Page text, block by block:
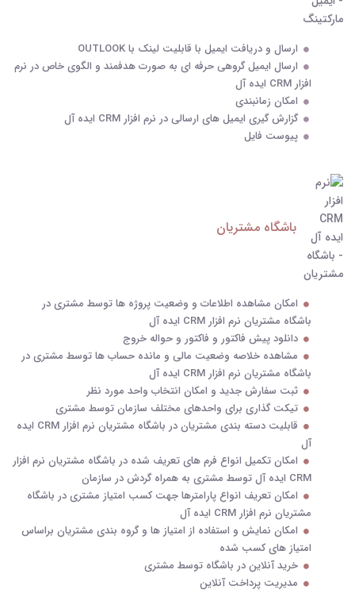
ارسال و دریافت ایمیل با قابلیت لینک با OUTLOOK
ارسال ایمیل گروهی حرفه ای به صورت هدفمند و الگوی خاص در نرم
افزار CRM ایده آل
امکان زمانبندی
گزارش گیری ایمیل های ارسالی در نرم افزار CRM ایده آل
پیوست فایل
باشگاه مشتریان
امکان مشاهده اطلاعات و وضعیت پروژه ها توسط مشتری در
باشگاه مشتریان نرم افزار CRM ایده آل
دانلود پیش فاکتور و فاکتور و حواله خروج
مشاهده خلاصه وضعیت مالی و مانده حساب ها توسط مشتری در
باشگاه مشتریان نرم افزار CRM ایده آل
ثبت سفارش جدید و امکان انتخاب واحد مورد نظر
تیکت گذاری برای واحدهای مختلف سازمان توسط مشتری
قابلیت دسته بندی مشتریان در باشگاه مشتریان نرم افزار CRM ایده
آل
امکان تکمیل انواع فرم های تعریف شده در باشگاه مشتریان نرم افزار
CRM ایده آل توسط مشتری به همراه گردش در سازمان
امکان تعریف انواع پارامترها جهت کسب امتیاز مشتری در باشگاه
مشتریان نرم افزار CRM ایده آل
امکان نمایش و استفاده از امتیاز ها و گروه بندی مشتریان براساس
امتیاز های کسب شده
خرید آنلاین در باشگاه توسط مشتری
مدیریت پرداخت آنلاین